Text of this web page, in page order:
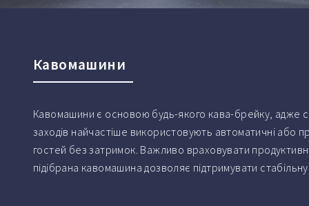
Кавомашини
Кавомашини є основою будь-якого кава-брейку, адже
заходів найчастіше використовують автоматичні або
гостей без затримок. Важливо враховувати
підібрана кавомашина дозволяє підтримувати